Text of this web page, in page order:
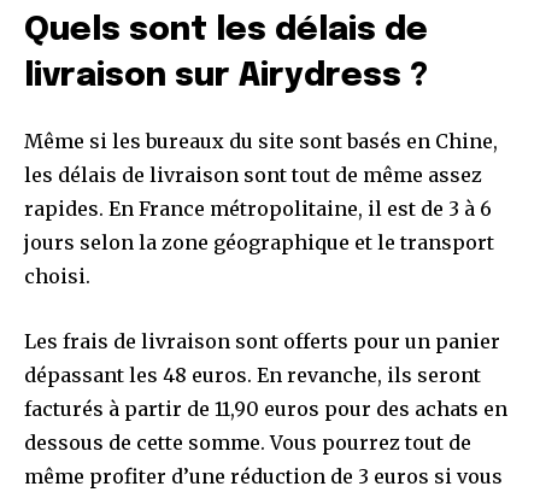
Quels sont les délais de
livraison sur Airydress ?
Même si les bureaux du site sont basés en Chine,
les délais de livraison sont tout de même assez
rapides. En France métropolitaine, il est de 3 à 6
jours selon la zone géographique et le transport
choisi.
Les frais de livraison sont offerts pour un panier
dépassant les 48 euros. En revanche, ils seront
facturés à partir de 11,90 euros pour des achats en
dessous de cette somme. Vous pourrez tout de
même profiter d’une réduction de 3 euros si vous